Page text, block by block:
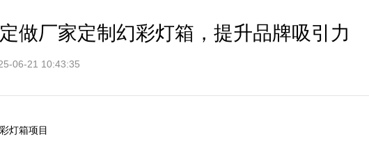
做厂家定制幻彩灯箱，提升品牌吸引力
06-21 10:43:35
灯箱项目